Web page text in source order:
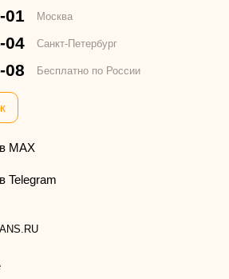
01 Москва
04 Санкт-Петербург
08 Бесплатно по России
MAX
Telegram